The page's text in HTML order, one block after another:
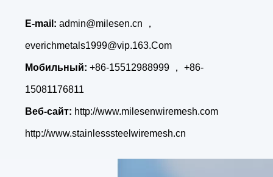
E-mail: admin@milesen.cn ，
everichmetals1999@vip.163.Com
Мобильный: +86-15512988999 ， +86-
15081176811
Веб-сайт: http://www.milesenwiremesh.com
http://www.stainlesssteelwiremesh.cn